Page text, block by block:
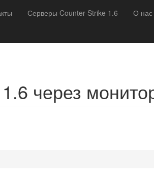
Серверы Counter-Strike 1.6 О нас
через